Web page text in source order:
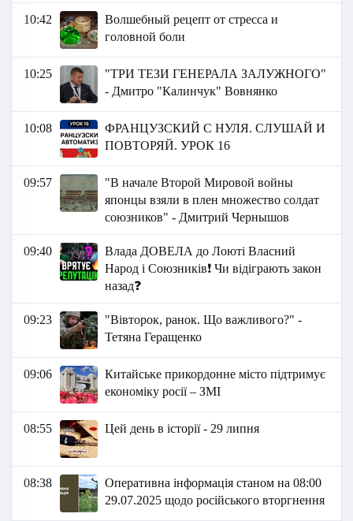
10:42
Волшебный рецепт от стресса и
головной боли
10:25
"ТРИ ТЕЗИ ГЕНЕРАЛА ЗАЛУЖНОГО"
- Дмитро "Калинчук" Вовнянко
10:08
ФРАНЦУЗСКИЙ С НУЛЯ. СЛУШАЙ И
ПОВТОРЯЙ. УРОК 16
09:57
"В начале Второй Мировой войны
японцы взяли в плен множество солдат
союзников" - Дмитрий Чернышов
09:40
Влада ДОВЕЛА до Лоюті Власний
Народ і Союзників❗ Чи відіграють закон
назад❓
09:23
"Вівторок, ранок. Що важливого?" -
Тетяна Геращенко
09:06
Китайське прикордонне місто підтримує
економіку росії – ЗМІ
08:55 Цей день в історії - 29 липня
08:38
Оперативна інформація станом на 08:00
29.07.2025 щодо російського вторгнення